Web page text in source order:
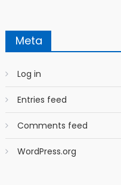
Meta
Log in
Entries feed
Comments feed
WordPress.org